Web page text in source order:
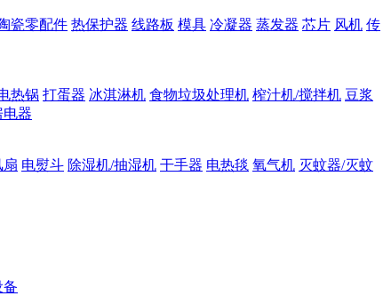
瓷零配件 热保护器 线路板 模具 冷凝器 蒸发器 芯片 风机 传
热锅 打蛋器 冰淇淋机 食物垃圾处理机 榨汁机/搅拌机 豆浆
电器
扇 电熨斗 除湿机/抽湿机 干手器 电热毯 氧气机 灭蚊器/灭蚊
备